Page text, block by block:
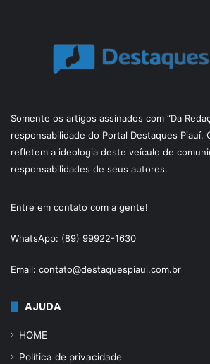
Somente os artigos assinados com “Da
responsabilidade do Portal Destaques Piauí.
refletem a ideologia deste veículo de
responsabilidades de seus autores.
Entre em contato com a gente!
WhatsApp: (89) 99922-1630
Email: contato@destaquespiaui.com.br
AJUDA
HOME
Política de privacidade